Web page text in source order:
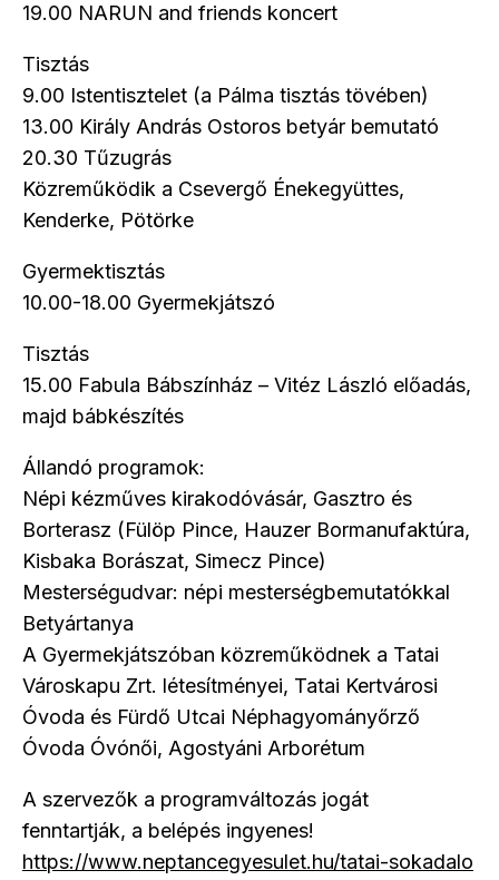
19.00 NARUN and friends koncert
Tisztás
9.00 Istentisztelet (a Pálma tisztás tövében)
13.00 Király András Ostoros betyár bemutató
20.30 Tűzugrás
Közreműködik a Csevergő Énekegyüttes,
Kenderke, Pötörke
Gyermektisztás
10.00-18.00 Gyermekjátszó
Tisztás
15.00 Fabula Bábszínház – Vitéz László előadás,
majd bábkészítés
Állandó programok:
Népi kézműves kirakodóvásár, Gasztro és
Borterasz (Fülöp Pince, Hauzer Bormanufaktúra,
Kisbaka Borászat, Simecz Pince)
Mesterségudvar: népi mesterségbemutatókkal
Betyártanya
A Gyermekjátszóban közreműködnek a Tatai
Városkapu Zrt. létesítményei, Tatai Kertvárosi
Óvoda és Fürdő Utcai Néphagyományőrző
Óvoda Óvónői, Agostyáni Arborétum
A szervezők a programváltozás jogát
fenntartják, a belépés ingyenes!
https://www.neptancegyesulet.hu/tatai-sokadalo